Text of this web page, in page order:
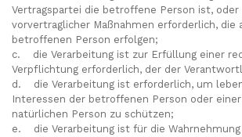
Vertragspartei die betroffene Person ist, oder
vorvertraglicher Maßnahmen erforderlich, die
betroffenen Person erfolgen;
c. die Verarbeitung ist zur Erfüllung einer
Verpflichtung erforderlich, der der
d. die Verarbeitung ist erforderlich, um
Interessen der betroffenen Person oder
natürlichen Person zu schützen;
e. die Verarbeitung ist für die Wahrnehmung